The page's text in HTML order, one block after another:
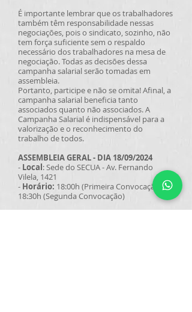
É importante lembrar que os trabalhadores
também têm responsabilidade nessas
negociações, pois o sindicato, sozinho, não
tem força suficiente sem o respaldo
necessário dos trabalhadores na mesa de
negociação. Todas as decisões dessa
campanha salarial serão tomadas em
assembleia.
Portanto, participe e não se omita! Afinal, a
campanha salarial beneficia tanto
associados quanto não associados. A
Campanha Salarial é indispensável para a
valorização e o reconhecimento do
trabalho de todos.
ASSEMBLEIA GERAL - DIA 18/09/2024
- Local: Sede do SECUA - Av. Fernando
Vilela, 1421
- Horário: 18:00h (Primeira Convocação),
18:30h (Segunda Convocação)